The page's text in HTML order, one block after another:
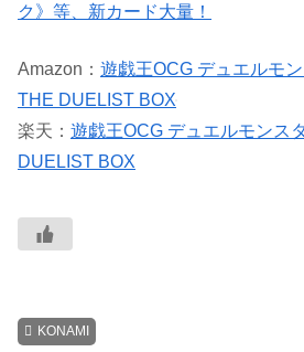
ク》等、新カード大量！
Amazon： 遊戯王OCG デュエルモ
THE DUELIST BOX
楽天： 遊戯王OCG デュエルモンス
DUELIST BOX
KONAMI